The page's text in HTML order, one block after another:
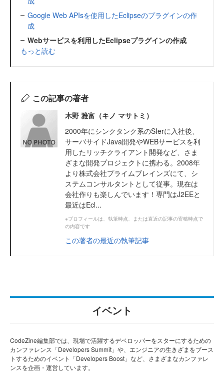
Google Web APIsを使用したEclipseのプラグインの作
成
Webサービスを利用したEclipseプラグインの作成
もっと読む
この記事の著者
木野 雅富（キノ マサトミ）
2000年にシンクタンク系のSIerに入社後、
サーバサイドJava開発やWEBサービスを利
用したリッチクライアント開発など、さま
ざまな開発プロジェクトに携わる。2008年
より株式会社プライムブレインズにて、シ
ステムコンサルタントとして従事。現在は
会社作りも楽しんでいます！専門はJ2EEと
最近はEcl...
※プロフィールは、執筆時点、または直近の記事の寄稿時点で
の内容です
この著者の最近の執筆記事
イベント
CodeZine編集部では、現場で活躍するデベロッパーをスターにするための
カンファレンス「Developers Summit」や、エンジニアの生きざまをブース
トするためのイベント「Developers Boost」など、さまざまなカンファレ
ンスを企画・運営しています。